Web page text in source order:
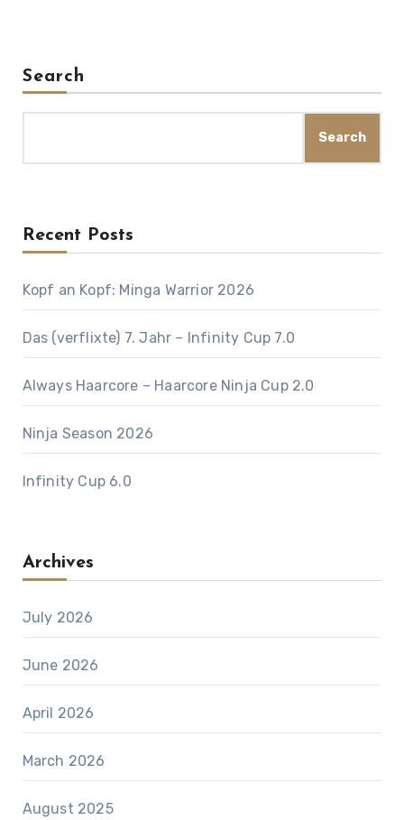
Search
Search
Recent Posts
Kopf an Kopf: Minga Warrior 2026
Das (verflixte) 7. Jahr – Infinity Cup 7.0
Always Haarcore – Haarcore Ninja Cup 2.0
Ninja Season 2026
Infinity Cup 6.0
Archives
July 2026
June 2026
April 2026
March 2026
August 2025